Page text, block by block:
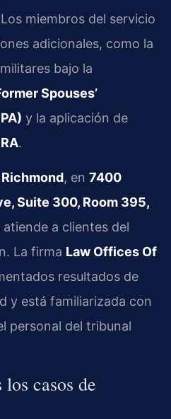
miembros del servicio
adicionales, como la
bajo la
Spouses’
y la aplicación de
.
, en 7400
Suite 300, Room 395,
atiende a clientes del
La firma Law Offices Of
resultados de
y está familiarizada con
personal del tribunal
casos de